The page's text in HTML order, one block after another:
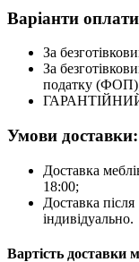
Варіанти
За
За
податку
Умови доставки:
Доставка
18:00;
Доставка
індивідуально.
Вартість доставки